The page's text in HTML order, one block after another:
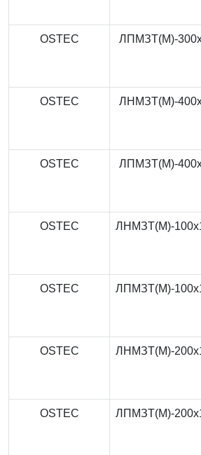
OSTEC ЛПМЗТ(М)-
OSTEC ЛНМЗТ(М)-
OSTEC ЛПМЗТ(М)-
OSTEC ЛНМЗТ(М)-
OSTEC ЛПМЗТ(М)-
OSTEC ЛНМЗТ(М)-
OSTEC ЛПМЗТ(М)-